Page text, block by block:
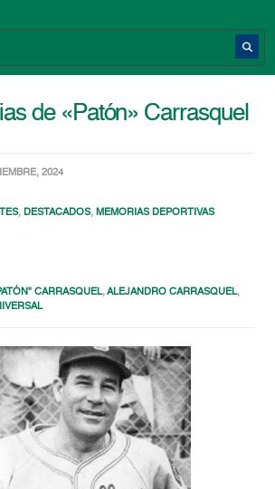
de «Patón» Carrasquel
2024
,DESTACADOS,MEMORIAS DEPORTIVAS
CARRASQUEL,ALEJANDRO CARRASQUEL,